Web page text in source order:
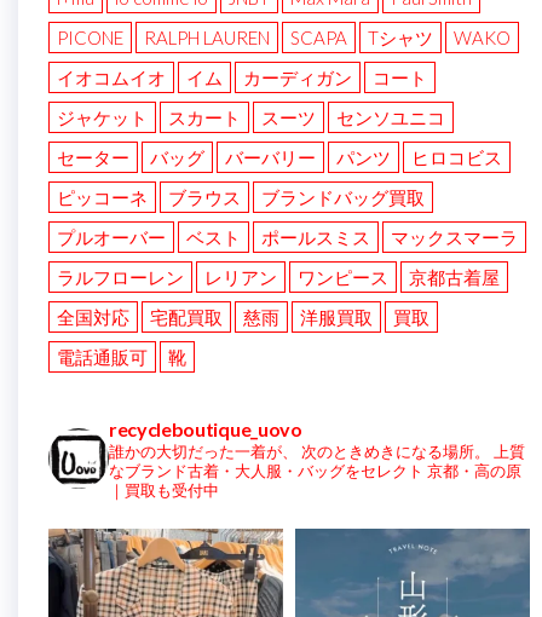
PICONE
RALPH LAUREN SCAPA Tシャツ
WAKO
イオコムイオ
イム カーディガン
コート
ジャケット
スカート スーツ
センソユニコ
セーター
バッグ バーバリー パンツ
ヒロコビス
ピッコーネ
ブラウス
ブランドバッグ買取
プルオーバー
ベスト ポールスミス
マックスマーラ
ラルフローレン
レリアン ワンピース
京都古着屋
全国対応
宅配買取 慈雨 洋服買取
買取
電話通販可
靴
recycleboutique_uovo
誰かの大切だった一着が、 次のときめきになる場所。
上質
なブランド古着・大人服・バッグをセレクト 京都・高の原
｜買取も受付中